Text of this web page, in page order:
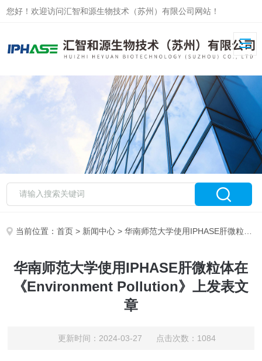
您好！欢迎访问汇智和源生物技术（苏州）有限公司网站！
当前位置：首页 > 新闻中心 > 华南师范大学使用IPHASE肝微粒体在《Environment Pollution》上发表文章
华南师范大学使用IPHASE肝微粒体在
《Environment Pollution》上发表文
章
更新时间：2024-03-27 点击次数：1084